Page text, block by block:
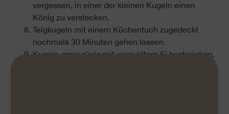
vergessen, in einer der kleinen Kugeln einen
König zu verstecken.
Teigkugeln mit einem Küchentuch zugedeckt
nochmals 30 Minuten gehen lassen.
Kugeln grosszügig mit verquirltem Ei bestreichen,